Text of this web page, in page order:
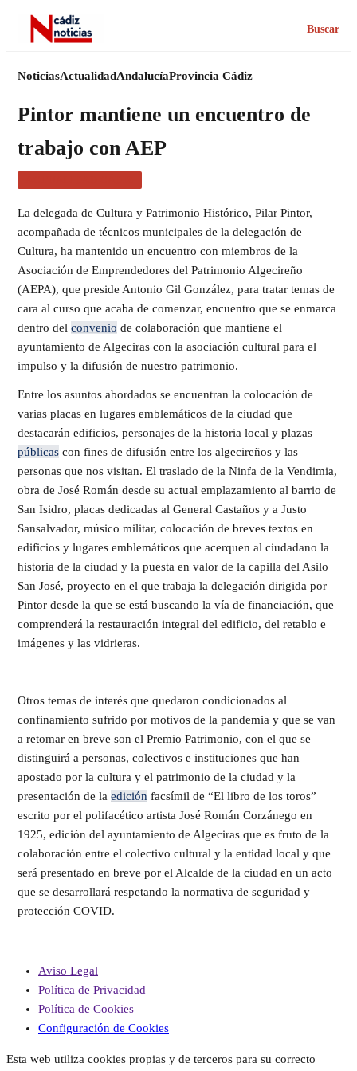
Buscar
NoticiasActualidadAndalucíaProvincia Cádiz
Pintor mantiene un encuentro de
trabajo con AEP
La delegada de Cultura y Patrimonio Histórico, Pilar Pintor,
acompañada de técnicos municipales de la delegación de
Cultura, ha mantenido un encuentro con miembros de la
Asociación de Emprendedores del Patrimonio Algecireño
(AEPA), que preside Antonio Gil González, para tratar temas de
cara al curso que acaba de comenzar, encuentro que se enmarca
dentro del convenio de colaboración que mantiene el
ayuntamiento de Algeciras con la asociación cultural para el
impulso y la difusión de nuestro patrimonio.
Entre los asuntos abordados se encuentran la colocación de
varias placas en lugares emblemáticos de la ciudad que
destacarán edificios, personajes de la historia local y plazas
públicas con fines de difusión entre los algecireños y las
personas que nos visitan. El traslado de la Ninfa de la Vendimia,
obra de José Román desde su actual emplazamiento al barrio de
San Isidro, placas dedicadas al General Castaños y a Justo
Sansalvador, músico militar, colocación de breves textos en
edificios y lugares emblemáticos que acerquen al ciudadano la
historia de la ciudad y la puesta en valor de la capilla del Asilo
San José, proyecto en el que trabaja la delegación dirigida por
Pintor desde la que se está buscando la vía de financiación, que
comprenderá la restauración integral del edificio, del retablo e
imágenes y las vidrieras.
Otros temas de interés que quedaron condicionados al
confinamiento sufrido por motivos de la pandemia y que se van
a retomar en breve son el Premio Patrimonio, con el que se
distinguirá a personas, colectivos e instituciones que han
apostado por la cultura y el patrimonio de la ciudad y la
presentación de la edición facsímil de “El libro de los toros”
escrito por el polifacético artista José Román Corzánego en
1925, edición del ayuntamiento de Algeciras que es fruto de la
colaboración entre el colectivo cultural y la entidad local y que
será presentado en breve por el Alcalde de la ciudad en un acto
que se desarrollará respetando la normativa de seguridad y
protección COVID.
Aviso Legal
Política de Privacidad
Política de Cookies
Configuración de Cookies
Esta web utiliza cookies propias y de terceros para su correcto